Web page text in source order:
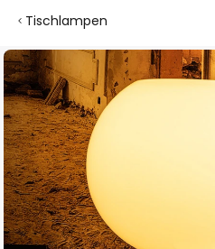
Tischlampen
Zum
Ende
der
Bildgalerie
springen